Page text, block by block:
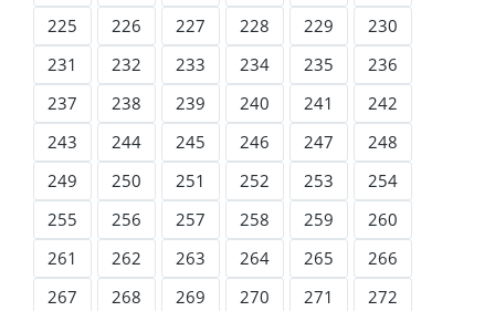
225
226 227 228 229
230
231
232 233 234 235
236
237
238 239 240 241
242
243
244 245 246 247
248
249
250 251 252 253
254
255
256 257 258 259
260
261
262 263 264 265
266
267
268 269 270 271
272